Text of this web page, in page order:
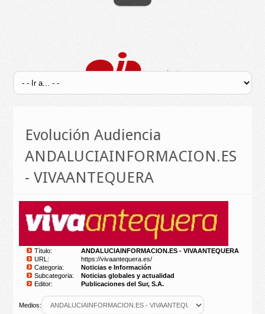
Evolución Audiencia
ANDALUCIAINFORMACION.ES
- VIVAANTEQUERA
Título:
ANDALUCIAINFORMACION.ES - VIVAANTEQUERA
URL:
https://vivaantequera.es/
Categoria:
Noticias e Información
Subcategoria:
Noticias globales y actualidad
Editor:
Publicaciones del Sur, S.A.
Medios: